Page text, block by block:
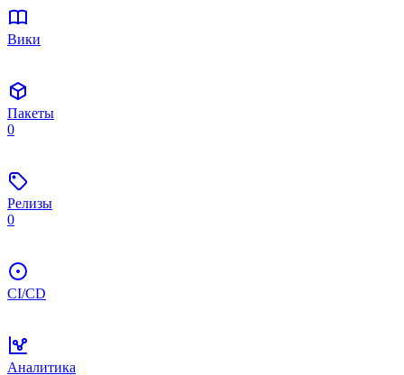
Вики
Пакеты
0
Релизы
0
CI/CD
Аналитика